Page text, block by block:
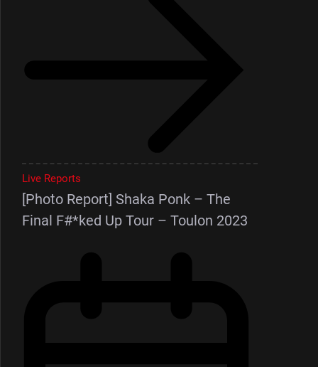
Live Reports
[Photo Report] Shaka Ponk – The
Final F#*ked Up Tour – Toulon 2023